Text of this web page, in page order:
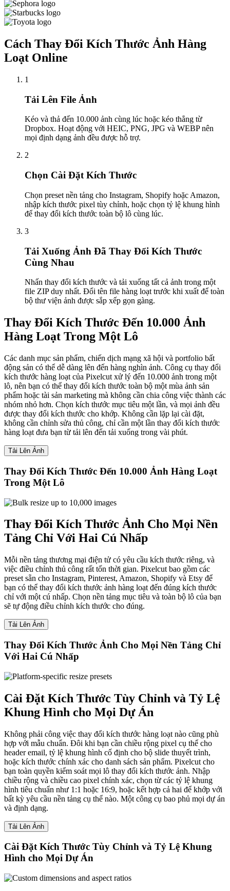
Cách Thay Đổi Kích Thước Ảnh Hàng
Loạt Online
1
Tải Lên File Ảnh
Kéo và thả đến 10.000 ảnh cùng lúc hoặc kéo thẳng từ
Dropbox. Hoạt động với HEIC, PNG, JPG và WEBP nên
mọi định dạng ảnh đều được hỗ trợ.
2
Chọn Cài Đặt Kích Thước
Chọn preset nền tảng cho Instagram, Shopify hoặc Amazon,
nhập kích thước pixel tùy chỉnh, hoặc chọn tỷ lệ khung hình
để thay đổi kích thước toàn bộ lô cùng lúc.
3
Tải Xuống Ảnh Đã Thay Đổi Kích Thước
Cùng Nhau
Nhấn thay đổi kích thước và tải xuống tất cả ảnh trong một
file ZIP duy nhất. Đổi tên file hàng loạt trước khi xuất để toàn
bộ thư viện ảnh được sắp xếp gọn gàng.
Thay Đổi Kích Thước Đến 10.000 Ảnh
Hàng Loạt Trong Một Lô
Các danh mục sản phẩm, chiến dịch mạng xã hội và portfolio bất
động sản có thể dễ dàng lên đến hàng nghìn ảnh. Công cụ thay đổi
kích thước hàng loạt của Pixelcut xử lý đến 10.000 ảnh trong một
lô, nên bạn có thể thay đổi kích thước toàn bộ một mùa ảnh sản
phẩm hoặc tài sản marketing mà không cần chia công việc thành các
nhóm nhỏ hơn. Chọn kích thước mục tiêu một lần, và mọi ảnh đều
được thay đổi kích thước cho khớp. Không cần lặp lại cài đặt,
không cần chỉnh sửa thủ công, chỉ cần một lần thay đổi kích thước
hàng loạt đưa bạn từ tải lên đến tải xuống trong vài phút.
Tải Lên Ảnh
Thay Đổi Kích Thước Đến 10.000 Ảnh Hàng Loạt
Trong Một Lô
Thay Đổi Kích Thước Ảnh Cho Mọi Nền
Tảng Chỉ Với Hai Cú Nhấp
Mỗi nền tảng thương mại điện tử có yêu cầu kích thước riêng, và
việc điều chỉnh thủ công rất tốn thời gian. Pixelcut bao gồm các
preset sẵn cho Instagram, Pinterest, Amazon, Shopify và Etsy để
bạn có thể thay đổi kích thước ảnh hàng loạt đến đúng kích thước
chỉ với một cú nhấp. Chọn nền tảng mục tiêu và toàn bộ lô của bạn
sẽ tự động điều chỉnh kích thước cho đúng.
Tải Lên Ảnh
Thay Đổi Kích Thước Ảnh Cho Mọi Nền Tảng Chỉ
Với Hai Cú Nhấp
Cài Đặt Kích Thước Tùy Chỉnh và Tỷ Lệ
Khung Hình cho Mọi Dự Án
Không phải công việc thay đổi kích thước hàng loạt nào cũng phù
hợp với mẫu chuẩn. Đôi khi bạn cần chiều rộng pixel cụ thể cho
header email, tỷ lệ khung hình cố định cho bộ slide thuyết trình,
hoặc kích thước chính xác cho danh sách sản phẩm. Pixelcut cho
bạn toàn quyền kiểm soát mọi lô thay đổi kích thước ảnh. Nhập
chiều rộng và chiều cao pixel chính xác, chọn từ các tỷ lệ khung
hình tiêu chuẩn như 1:1 hoặc 16:9, hoặc kết hợp cả hai để khớp với
bất kỳ yêu cầu nền tảng cụ thể nào. Một công cụ bao phủ mọi dự án
và định dạng.
Tải Lên Ảnh
Cài Đặt Kích Thước Tùy Chỉnh và Tỷ Lệ Khung
Hình cho Mọi Dự Án